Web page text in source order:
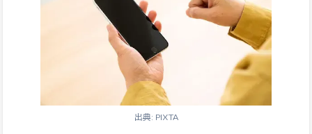
出典: PIXTA